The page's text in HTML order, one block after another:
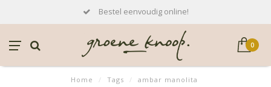
Bestel eenvoudig online!
0
Home / Tags / ambar manolita